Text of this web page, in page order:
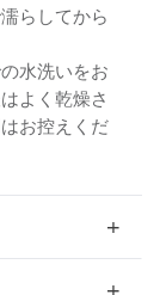
らしてから
水洗いをお
よく乾燥さ
お控えくだ